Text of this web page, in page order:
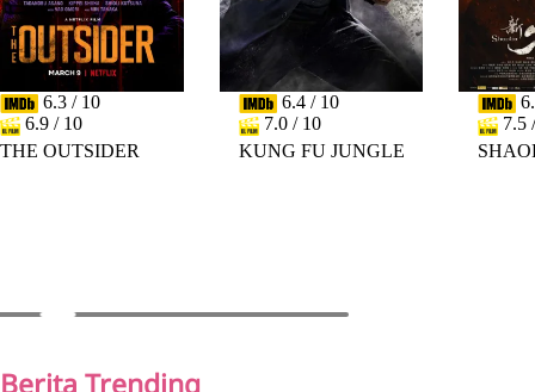
6.3 / 10
6.9 / 10
THE OUTSIDER
6.4 / 10
7.0 / 10
KUNG FU JUNGLE
7.5
Berita Trending